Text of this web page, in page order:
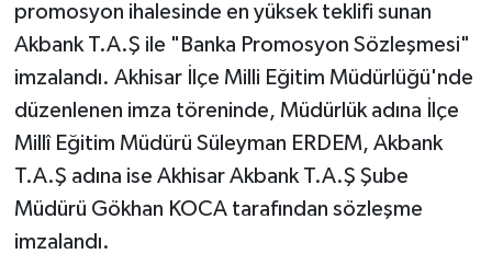
promosyon ihalesinde en yüksek teklifi sunan
Akbank T.A.Ş ile "Banka Promosyon Sözleşmesi"
imzalandı. Akhisar İlçe Milli Eğitim Müdürlüğü'nde
düzenlenen imza töreninde, Müdürlük adına İlçe
Millî Eğitim Müdürü Süleyman ERDEM, Akbank
T.A.Ş adına ise Akhisar Akbank T.A.Ş Şube
Müdürü Gökhan KOCA tarafından sözleşme
imzalandı.
Yerel Haber
Ülke
Etiketler